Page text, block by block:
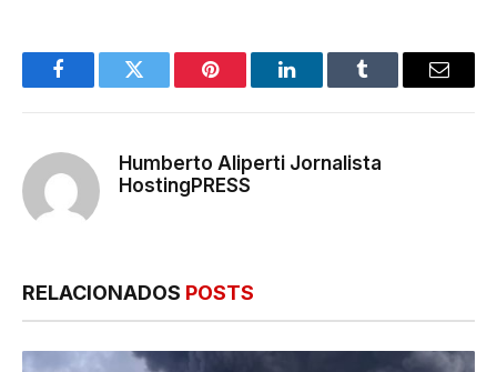
FacebookTwitter Pinterest LinkedInTumblr
E-
Humberto Aliperti Jornalista
HostingPRESS
RELACIONADOS POSTS